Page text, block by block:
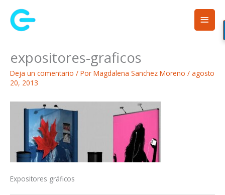
contenido
expositores-graficos
Deja un comentario / Por Magdalena Sanchez Moreno / agosto
20, 2013
Expositores gráficos